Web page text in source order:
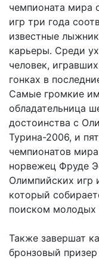
чемпионата мира
игр три года
известные
карьеры. Среди
человек,
гонках в
Самые громкие
обладательница
достоинства с
Турина-2006, и
чемпионатов
норвежец Фруде
Олимпийских игр
который
поиском молодых
Также завершат
бронзовый